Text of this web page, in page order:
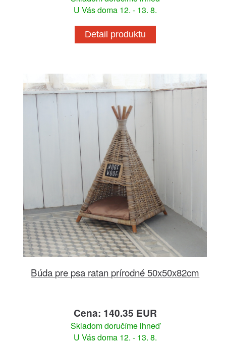
U Vás doma 12. - 13. 8.
Detail produktu
Búda pre psa ratan prírodné 50x50x82cm
Cena: 140.35 EUR
Skladom doručíme ihneď
U Vás doma 12. - 13. 8.